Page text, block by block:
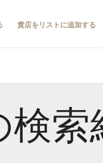
貴店をリストに追加する
検索